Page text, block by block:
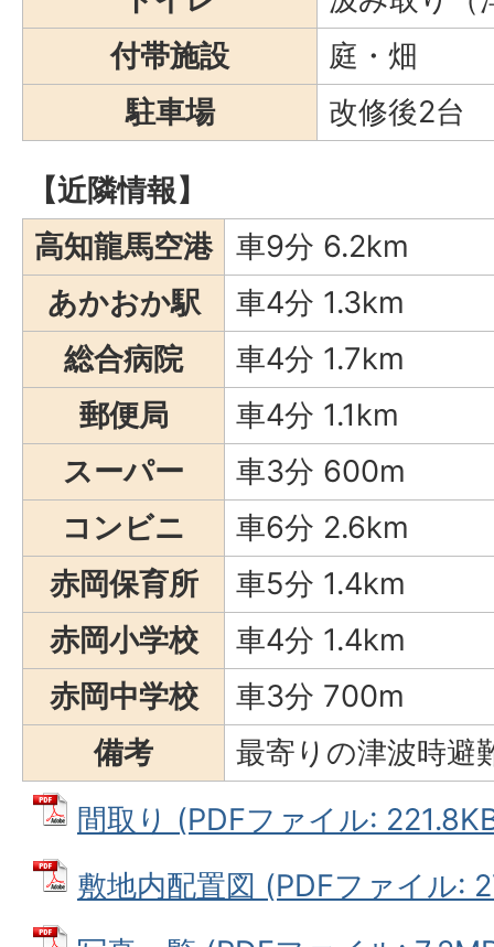
付帯施設
庭・畑
駐車場
改修後2台
【近隣情報】
高知龍馬空港
車9分 6.2km
あかおか駅
車4分 1.3km
総合病院
車4分 1.7km
郵便局
車4分 1.1km
スーパー
車3分 600m
コンビニ
車6分 2.6km
赤岡保育所
車5分 1.4km
赤岡小学校
車4分 1.4km
赤岡中学校
車3分 700m
備考
最寄りの津波時避
間取り (PDFファイル:
敷地内配置図 (PDFファイル: